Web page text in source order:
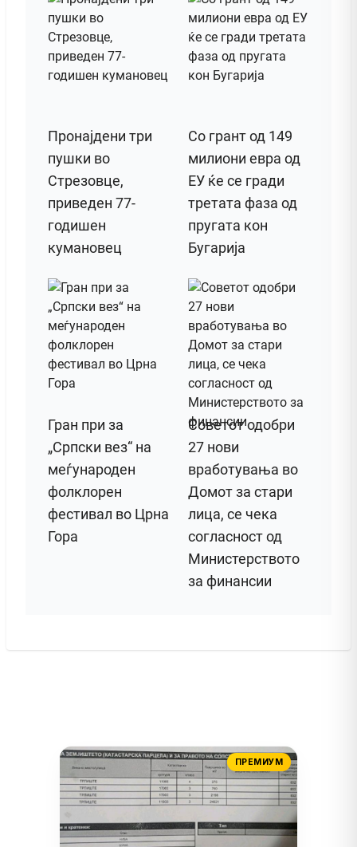
Пронајдени три
пушки во
Стрезовце,
приведен 77-
годишен
кумановец
Со грант од 149
милиони евра од
ЕУ ќе се гради
третата фаза од
пругата кон
Бугарија
Гран при за
„Српски вез“ на
меѓународен
фолклорен
фестивал во Црна
Гора
Советот одобри
27 нови
вработувања во
Домот за стари
лица, се чека
согласност од
Министерството
за финансии
ПРЕМИУМ